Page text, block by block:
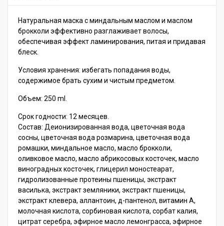
Натуральная маска с миндальным маслом и маслом
брокколи эффективно разглаживает волосы,
обеспечивая эффект ламинирования, питая и придавая
блеск.
Условия хранения: избегать попадания воды,
содержимое брать сухим и чистым предметом.
Объем: 250 ml.
Срок годности: 12 месяцев.
Состав: Деионизированная вода, цветочная вода
сосны, цветочная вода розмарина, цветочная вода
ромашки, миндальное масло, масло брокколи,
оливковое масло, масло абрикосовых косточек, масло
виноградных косточек, глицерил моностеарат,
гидролизованные протеины пшеницы, экстракт
василька, экстракт земляники, экстракт пшеницы,
экстракт клевера, аллантоин, д-пантенол, витамин А,
молочная кислота, сорбиновая кислота, сорбат калия,
цитрат серебра, эфирное масло лемонграсса, эфирное